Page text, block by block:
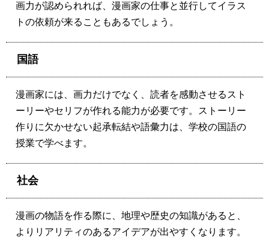
画力が認められれば、漫画家の仕事と並行してイラス
トの依頼が来ることもあるでしょう。
国語
漫画家には、画力だけでなく、読者を感動させるスト
ーリーやセリフが作れる能力が必要です。ストーリー
作りに欠かせない起承転結や語彙力は、学校の国語の
授業で学べます。
社会
漫画の物語を作る際に、地理や歴史の知識があると、
よりリアリティのあるアイデアが出やすくなります。